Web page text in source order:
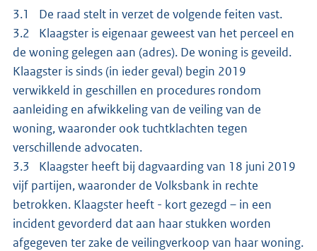
3.1 De raad stelt in verzet de volgende feiten vast.
3.2 Klaagster is eigenaar geweest van het perceel en
de woning gelegen aan (adres). De woning is geveild.
Klaagster is sinds (in ieder geval) begin 2019
verwikkeld in geschillen en procedures rondom
aanleiding en afwikkeling van de veiling van de
woning, waaronder ook tuchtklachten tegen
verschillende advocaten.
3.3 Klaagster heeft bij dagvaarding van 18 juni 2019
vijf partijen, waaronder de Volksbank in rechte
betrokken. Klaagster heeft - kort gezegd – in een
incident gevorderd dat aan haar stukken worden
afgegeven ter zake de veilingverkoop van haar woning.